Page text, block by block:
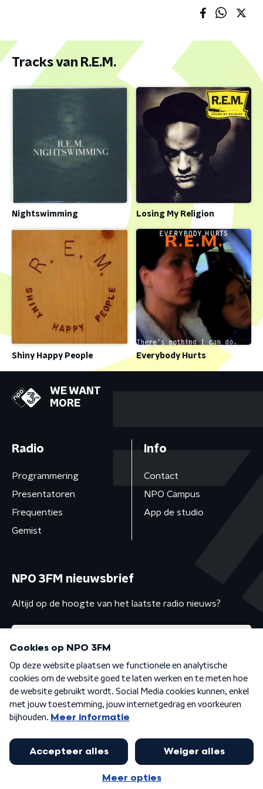
Tracks van R.E.M.
Nightswimming Losing My Religion
Shiny Happy People Everybody Hurts
WE WANT
MORE
Radio
Programmering
Presentatoren
Frequenties
Gemist
Info
Contact
NPO Campus
App de studio
NPO 3FM nieuwsbrief
Altijd op de hoogte van het laatste radio nieuws?
Algemene voorwaarden Privacybeleid